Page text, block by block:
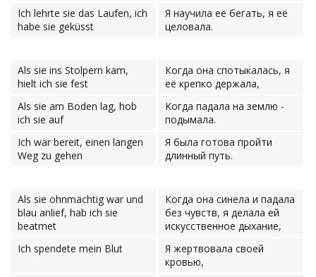
Ich lehrte sie das Laufen, ich
habe sie geküsst
Я научила её бегать, я её
целовала.
Als sie ins Stolpern kam,
hielt ich sie fest
Когда она спотыкалась, я
её крепко держала,
Als sie am Boden lag, hob
ich sie auf
Когда падала на землю -
подымала.
Ich war bereit, einen langen
Weg zu gehen
Я была готова пройти
длинный путь.
Als sie ohnmächtig war und
blau anlief, hab ich sie
beatmet
Когда она синела и падала
без чувств, я делала ей
искусственное дыхание,
Ich spendete mein Blut
Я жертвовала своей
кровью,